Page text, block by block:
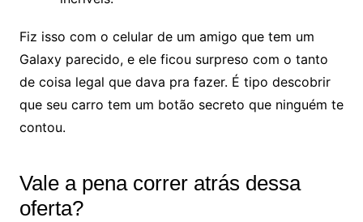
Fiz isso com o celular de um amigo que tem um
Galaxy parecido, e ele ficou surpreso com o tanto
de coisa legal que dava pra fazer. É tipo descobrir
que seu carro tem um botão secreto que ninguém te
contou.
Vale a pena correr atrás dessa
oferta?